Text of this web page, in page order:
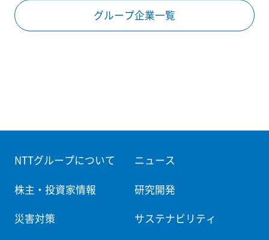
グループ企業一覧
NTTグループについて ニュース
株主・投資家情報 研究開発
災害対策 サステナビリティ